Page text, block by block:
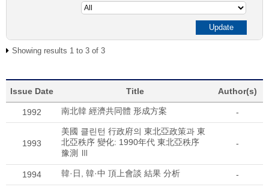
Showing results 1 to 3 of 3
Issue Date Title Author(s)
1992 南北韓 經濟共同體 形成方案 -
1993
美國 클린턴 行政府의 東北亞政策과 東
北亞秩序 變化: 1990年代 東北亞秩序
豫測 Ⅲ
-
1994 韓·日, 韓·中 頂上會談 結果 分析 -